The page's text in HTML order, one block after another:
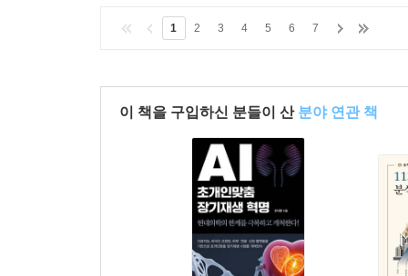
1 2 3 4 5 6 7
이 책을 구입하신 분들이 산 분야 연관 책